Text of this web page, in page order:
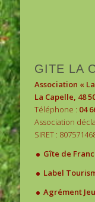
GITE LA
Association «
La Capelle, 48
Téléphone : 04
Association
SIRET :
. Gîte de
. Label
. Agrément